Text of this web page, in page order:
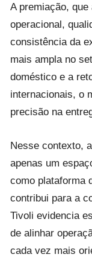
A premiação,
operacional,
consistência da
mais ampla no
doméstico e a
internacionais, o
precisão na
Nesse contexto,
apenas um
como plataforma
contribui para a
Tivoli evidencia
de alinhar
cada vez mais